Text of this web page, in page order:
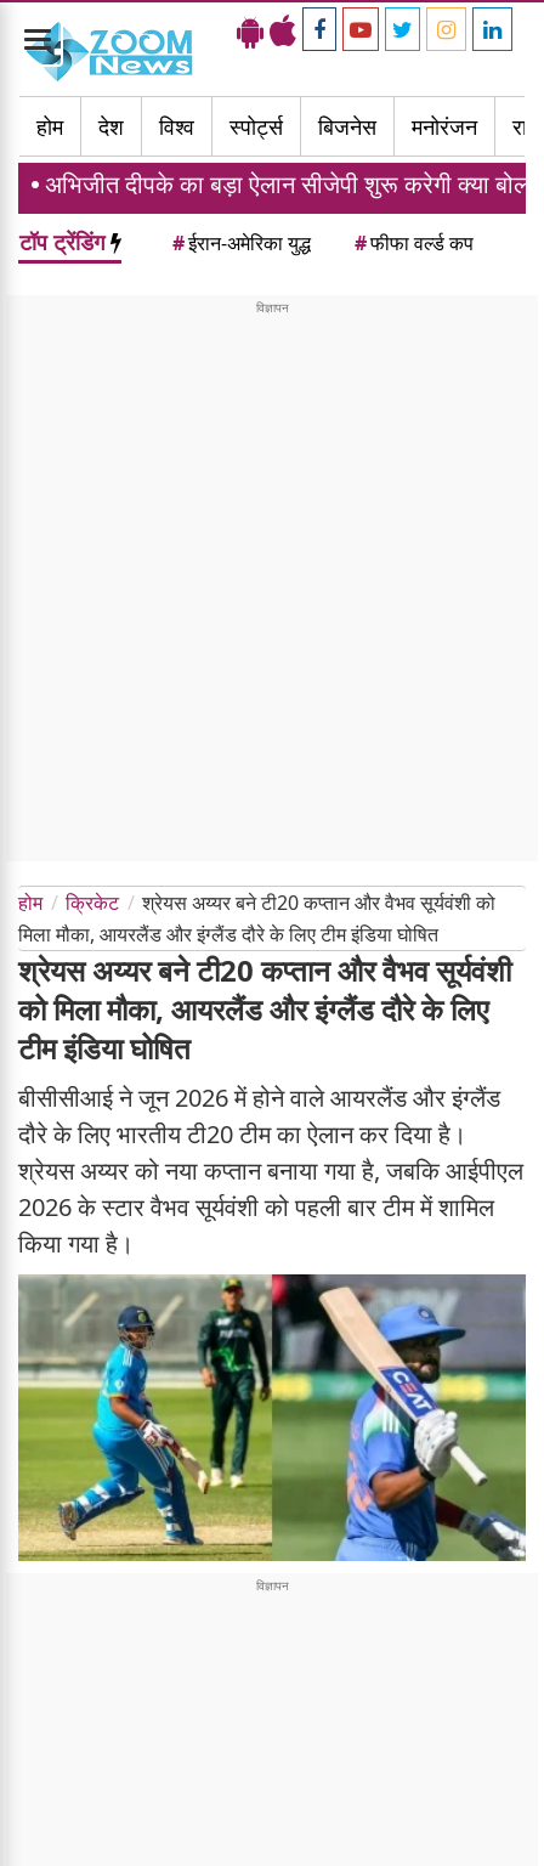
Toggle
navigation
होम
देश विश्व स्पोर्ट्स बिजनेस मनोरंजन
का बड़ा ऐलान सीजेपी शुरू करेगी क्या बोलती पब्लिक
टॉप ट्रेंडिंग #ईरान-अमेरिका युद्ध #फीफा वर्ल्ड कप
होम क्रिकेट
श्रेयस अय्यर बने टी20 कप्तान और वैभव सूर्यवंशी को
मिला मौका, आयरलैंड और इंग्लैंड दौरे के लिए टीम इंडिया घोषित
श्रेयस अय्यर बने टी20 कप्तान और वैभव सूर्यवंशी
को मिला मौका, आयरलैंड और इंग्लैंड दौरे के लिए
टीम इंडिया घोषित
बीसीसीआई ने जून 2026 में होने वाले आयरलैंड और इंग्लैंड
दौरे के लिए भारतीय टी20 टीम का ऐलान कर दिया है।
श्रेयस अय्यर को नया कप्तान बनाया गया है, जबकि आईपीएल
2026 के स्टार वैभव सूर्यवंशी को पहली बार टीम में शामिल
किया गया है।